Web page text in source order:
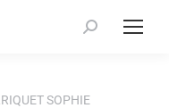
Recherche
SOPHIE